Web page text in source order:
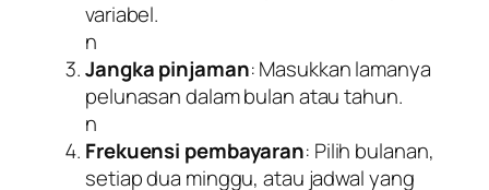
variabel.
n
Jangka pinjaman: Masukkan lamanya
pelunasan dalam bulan atau tahun.
n
Frekuensi pembayaran: Pilih bulanan,
setiap dua minggu, atau jadwal yang